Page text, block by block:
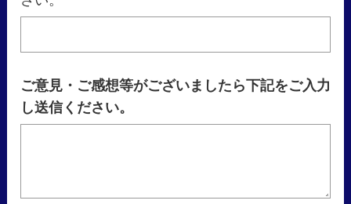
ご意見・ご感想等がございましたら下記をご入力
し送信ください。